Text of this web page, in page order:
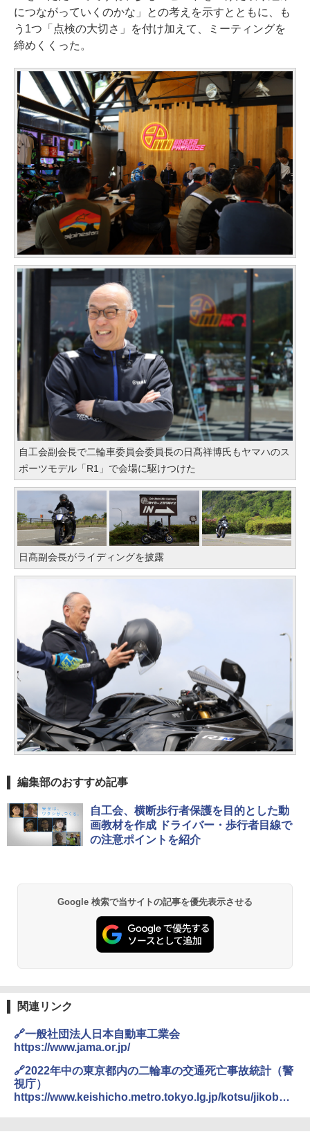
につながっていくのかな」との考えを示すとともに、も
う1つ「点検の大切さ」を付け加えて、ミーティングを
締めくくった。
自工会副会長で二輪車委員会委員長の日髙祥博氏もヤマハのス
ポーツモデル「R1」で会場に駆けつけた
日髙副会長がライディングを披露
編集部のおすすめ記事
自工会、横断歩行者保護を目的とした動
画教材を作成 ドライバー・歩行者目線で
の注意ポイントを紹介
Google 検索で当サイトの記事を優先表示させる
関連リンク
🔗一般社団法人日本自動車工業会
https://www.jama.or.jp/
🔗2022年中の東京都内の二輪車の交通死亡事故統計（警
視庁）
https://www.keishicho.metro.tokyo.lg.jp/kotsu/jikobos